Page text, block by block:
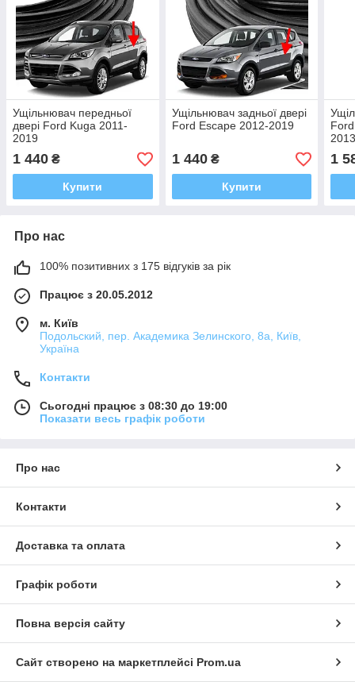
Ущільнювач передньої
двері Ford Kuga 2011-
2019
1 440 ₴
Купити
Ущільнювач задньої двері
Ford Escape 2012-2019
1 440₴
Купити
1
Про нас
100% позитивних з 175 відгуків за рік
Працює з 20.05.2012
м. Київ
Подольский, пер. Академика Зелинского, 8а, Київ,
Україна
Контакти
Сьогодні працює з 08:30 до 19:00
Показати весь графік роботи
Про нас
Контакти
Доставка та оплата
Графік роботи
Повна версія сайту
Сайт створено на маркетплейсі Prom.ua